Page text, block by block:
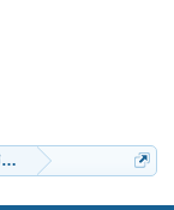
ตนา version sam & ด